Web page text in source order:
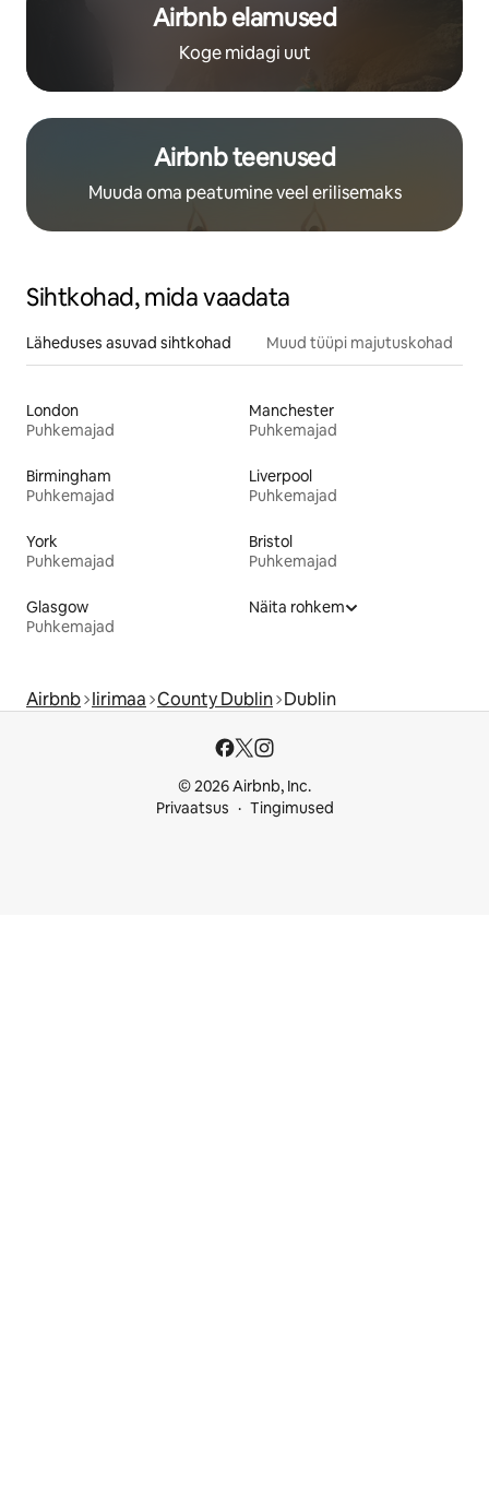
Airbnb elamused
Koge midagi uut
Airbnb teenused
Muuda oma peatumine veel erilisemaks
Sihtkohad, mida vaadata
Läheduses asuvad sihtkohad Muud tüüpi majutuskohad
London
Puhkemajad
Manchester
Puhkemajad
Birmingham
Puhkemajad
Liverpool
Puhkemajad
York
Puhkemajad
Bristol
Puhkemajad
Glasgow
Puhkemajad
Näita rohkem
Airbnb Iirimaa County Dublin Dublin
© 2026 Airbnb, Inc.
Privaatsus
Tingimused